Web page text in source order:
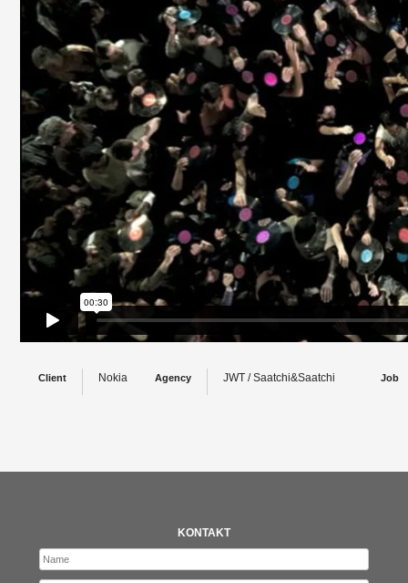
Client Nokia Agency JWT / Saatchi&Saatchi Job
KONTAKT